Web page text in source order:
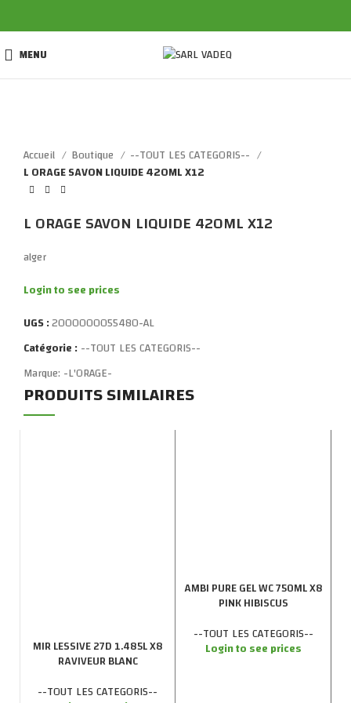
MENU
Accueil
Boutique
--TOUT LES CATEGORIS--
L ORAGE SAVON LIQUIDE 420ML X12
L ORAGE SAVON LIQUIDE 420ML X12
alger
Login to see prices
UGS :2000000055480-AL
Catégorie :--TOUT LES CATEGORIS--
Marque: -L'ORAGE-
PRODUITS SIMILAIRES
MIR LESSIVE 27D 1.485L X8
RAVIVEUR BLANC
--TOUT LES CATEGORIS--
AMBI PURE GEL WC 750ML X8
PINK HIBISCUS
--TOUT LES CATEGORIS--
Login to see prices